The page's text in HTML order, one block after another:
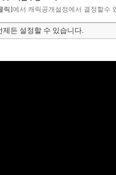
릭]에서 캐릭공개설정에서 결정할수
든 설정할 수 있습니다.